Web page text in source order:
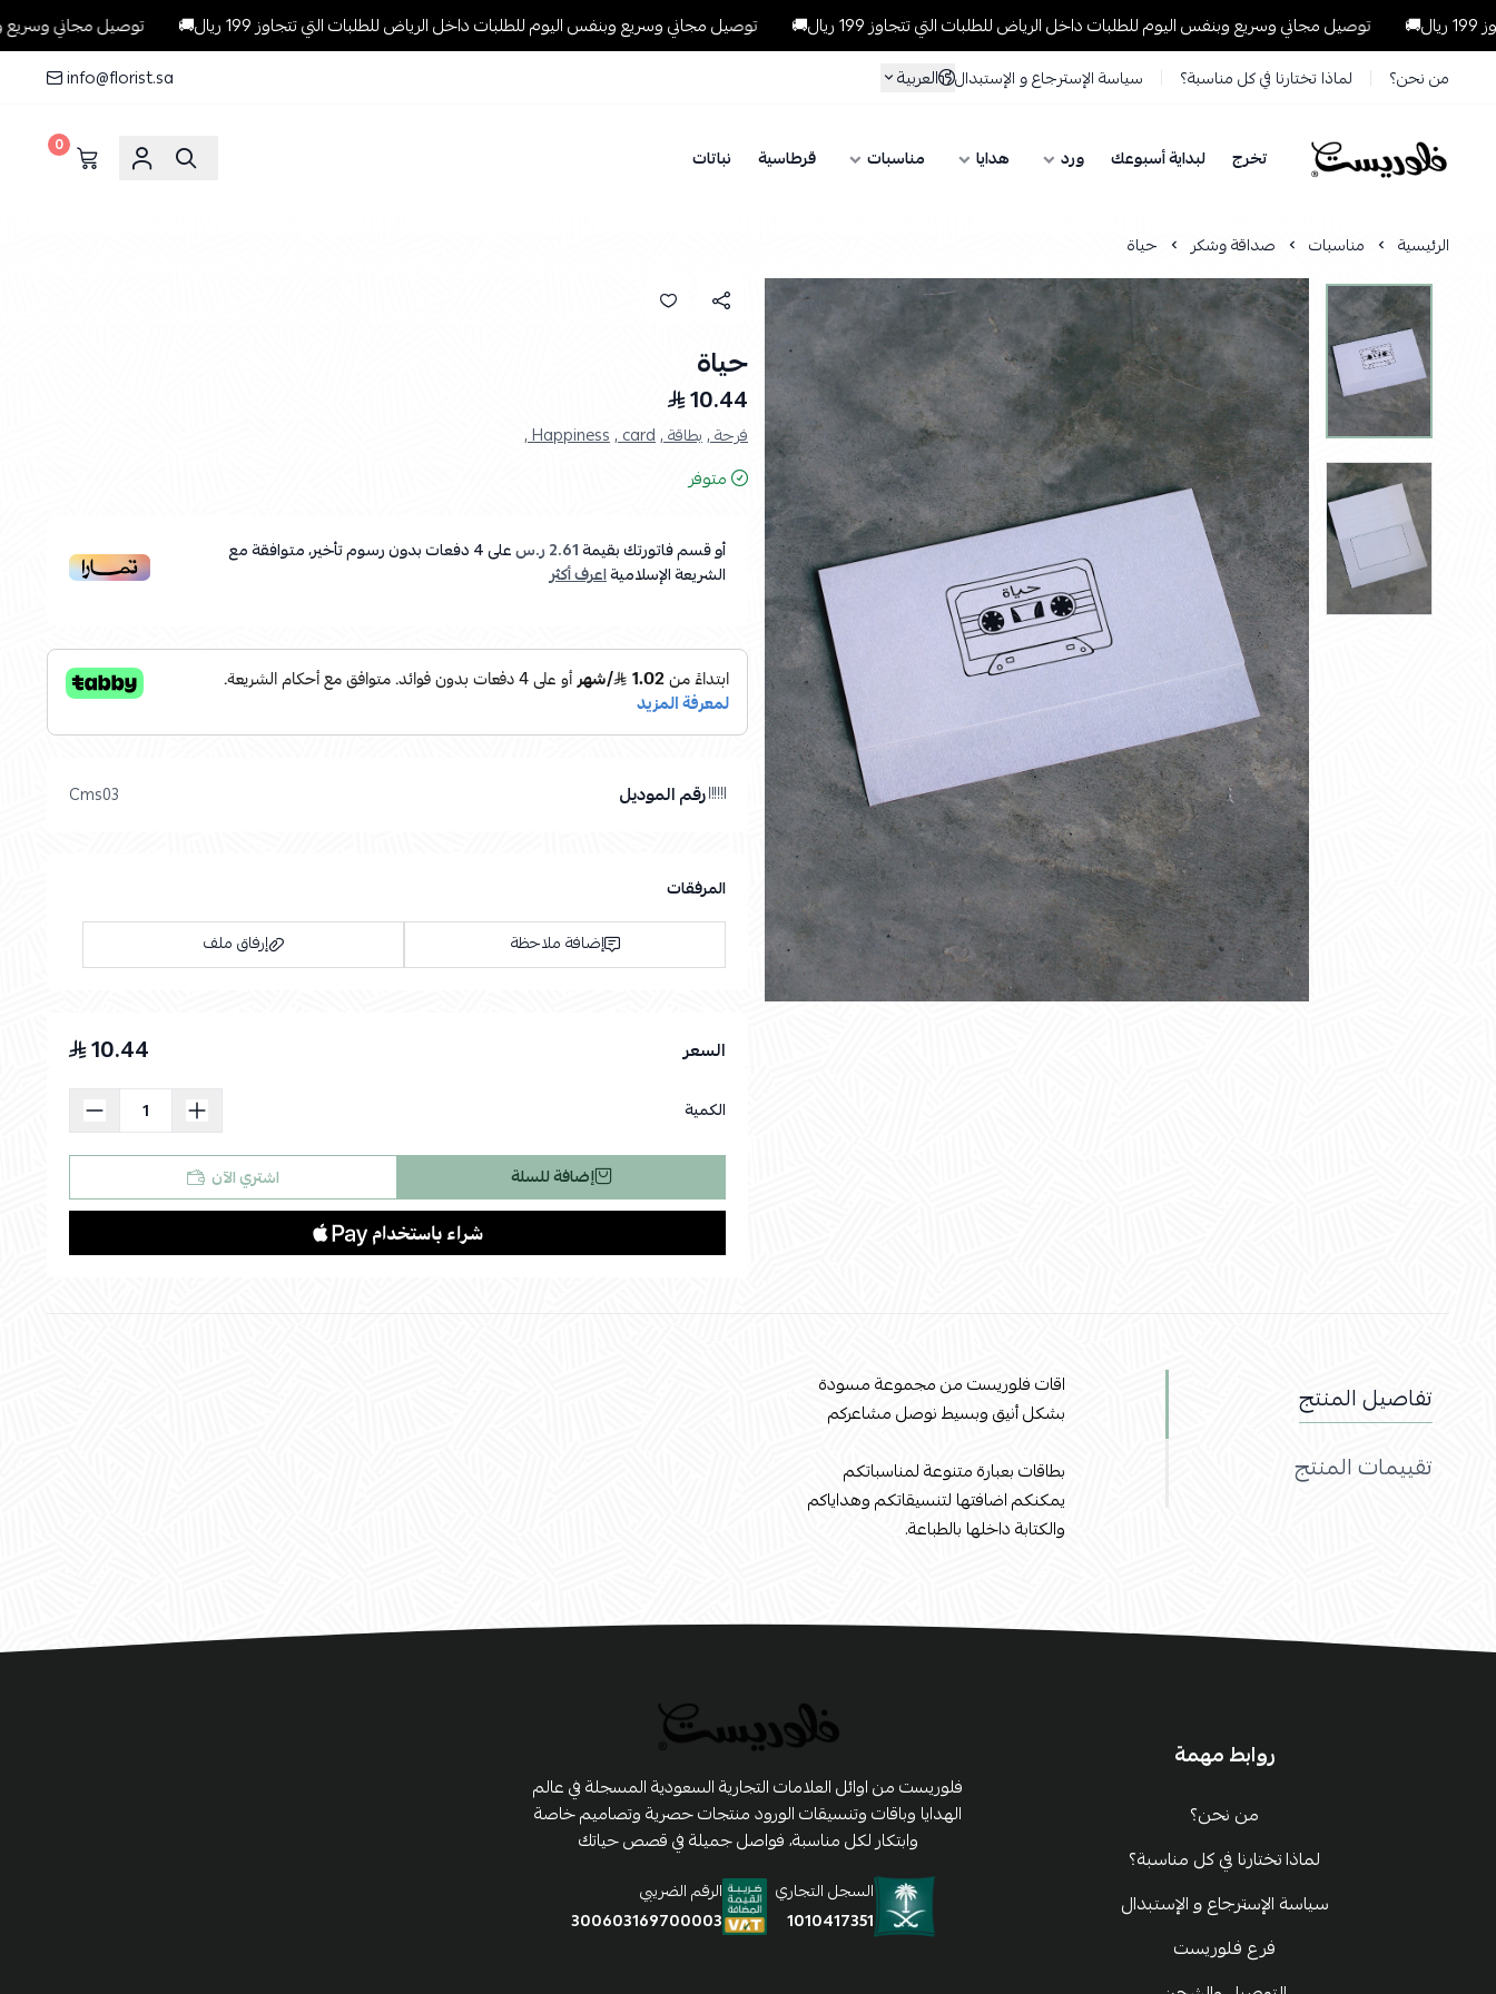
توصيل مجاني وسريع وبنفس اليوم للطلبات داخل الرياض للطلبات التي تتجاوز 199 ريال🚚 توصيل مجاني وسريع وبنفس اليوم للطلبات داخل الرياض للطلبات التي تتجاوز 199 ريال🚚 توصيل مجاني وسريع وبنفس
من نحن؟ لماذا تختارنا في كل مناسبة؟ سياسة الإسترجاع و الإستبدال العربية info@florist.sa
فلوريست Florist تخرج لبداية أسبوعك ورد هدايا مناسبات قرطاسية نباتات 0
الرئيسية مناسبات صداقة وشكر حياة
حياة
10.44
فرحة ,بطاقة ,card ,
Happiness ,
متوفر
أو قسم فاتورتك بقيمة2.61 ر.س على4دفعات بدون رسوم تأخير، متوافقة مع
الشريعة الإسلاميةاعرف أكثر
رقم الموديل Cms03
المرفقات
إضافة ملاحظة
إرفاق ملف
السعر 10.44
الكمية
إضافة للسلة اشتري الآن
تفاصيل المنتج
تقييمات المنتج
اقات فلوريست من مجموعة مسودة
بشكل أنيق وبسيط نوصل مشاعركم
بطاقات بعبارة متنوعة لمناسباتكم
يمكنكم اضافتها لتنسيقاتكم وهداياكم
والكتابة داخلها بالطباعة.
روابط مهمة
من نحن؟
لماذا تختارنا في كل مناسبة؟
سياسة الإسترجاع و الإستبدال
فرع فلوريست
فلوريست من اوائل العلامات التجارية السعودية المسجلة في عالم
الهدايا وباقات وتنسيقات الورود منتجات حصرية وتصاميم خاصة
وابتكار لكل مناسبة، فواصل جميلة في قصص حياتك
السجل التجاري
1010417351
الرقم الضريبي
300603169700003